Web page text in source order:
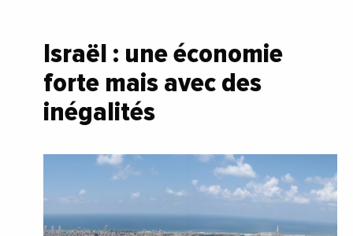
Israël : une économie
forte mais avec des
inégalités